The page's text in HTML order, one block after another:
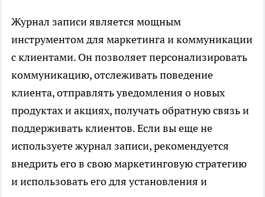
Журнал записи является мощным
инструментом для маркетинга и коммуникации
с клиентами. Он позволяет персонализировать
коммуникацию, отслеживать поведение
клиента, отправлять уведомления о новых
продуктах и акциях, получать обратную связь и
поддерживать клиентов. Если вы еще не
используете журнал записи, рекомендуется
внедрить его в свою маркетинговую стратегию
и использовать его для установления и